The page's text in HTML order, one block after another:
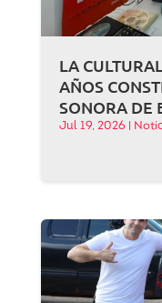
LA
AÑOS
SONORA DE
Jul 19, 2026